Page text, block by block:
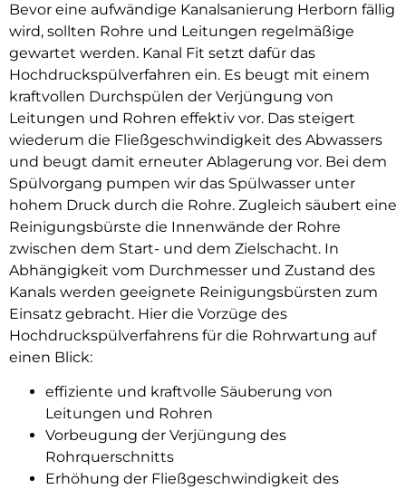
Bevor eine aufwändige Kanalsanierung Herborn fällig
wird, sollten Rohre und Leitungen regelmäßige
gewartet werden. Kanal Fit setzt dafür das
Hochdruckspülverfahren ein. Es beugt mit einem
kraftvollen Durchspülen der Verjüngung von
Leitungen und Rohren effektiv vor. Das steigert
wiederum die Fließgeschwindigkeit des Abwassers
und beugt damit erneuter Ablagerung vor. Bei dem
Spülvorgang pumpen wir das Spülwasser unter
hohem Druck durch die Rohre. Zugleich säubert eine
Reinigungsbürste die Innenwände der Rohre
zwischen dem Start- und dem Zielschacht. In
Abhängigkeit vom Durchmesser und Zustand des
Kanals werden geeignete Reinigungsbürsten zum
Einsatz gebracht. Hier die Vorzüge des
Hochdruckspülverfahrens für die Rohrwartung auf
einen Blick:
effiziente und kraftvolle Säuberung von
Leitungen und Rohren
Vorbeugung der Verjüngung des
Rohrquerschnitts
Erhöhung der Fließgeschwindigkeit des